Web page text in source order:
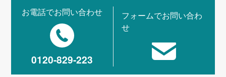
お電話でお問い合わせ
0120-829-223
フォームでお問い合わ
せ